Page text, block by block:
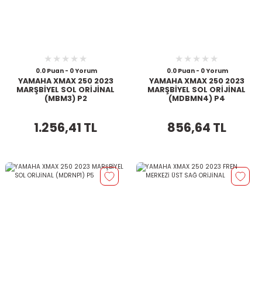
0.0 Puan - 0 Yorum
YAMAHA XMAX 250 2023
MARŞBİYEL SOL ORİJİNAL
(MBM3) P2
1.256,41 TL
0.0 Puan - 0 Yorum
YAMAHA XMAX 250 2023
MARŞBİYEL SOL ORİJİNAL
(MDBMN4) P4
856,64 TL